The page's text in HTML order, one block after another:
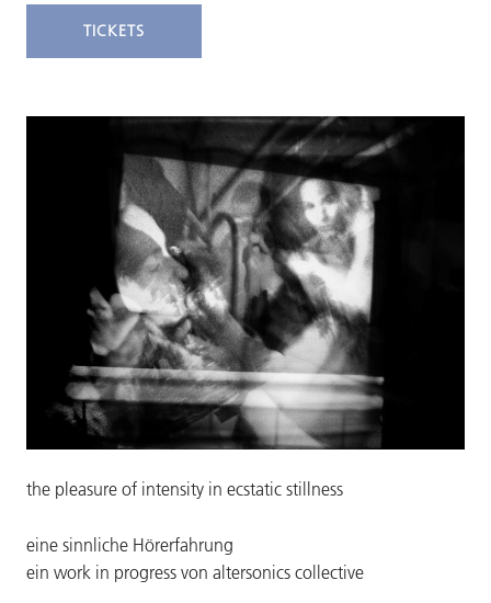
the pleasure of intensity in ecstatic stillness
eine sinnliche Hörerfahrung
ein work in progress von altersonics collective
TICKETS